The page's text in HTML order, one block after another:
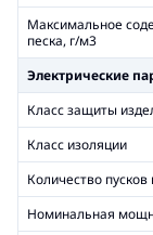
Максимальное
песка, г/м3
Электрические
Класс защиты
Класс изоляции
Количество пусков
Номинальная